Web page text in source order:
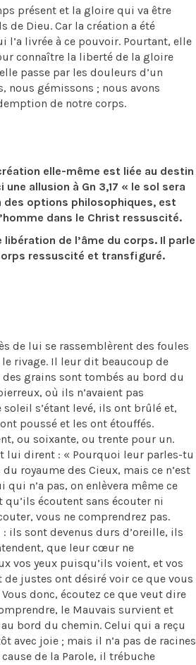
présent et la gloire qui va être
de Dieu. Car la création a été
livrée à ce pouvoir. Pourtant, elle
connaître la liberté de la gloire
passe par les douleurs d’un
nous gémissons ; nous avons
de notre corps.
elle-même est liée au destin
allusion à Gn 3,17 « le sol sera
des options philosophiques, est
dans le Christ ressuscité.
de l’âme du corps. Il parle
ressuscité et transfiguré.
de lui se rassemblèrent des foules
rivage. Il leur dit beaucoup de
grains sont tombés au bord du
où ils n’avaient pas
s’étant levé, ils ont brûlé et,
poussé et les ont étouffés.
ou soixante, ou trente pour un.
lui dirent : « Pourquoi leur parles-tu
royaume des Cieux, mais ce n’est
qui n’a pas, on enlèvera même ce
qu’ils écoutent sans écouter ni
vous ne comprendrez pas.
: ils sont devenus durs d’oreille, ils
que leur cœur ne
vos yeux puisqu’ils voient, et vos
justes ont désiré voir ce que vous
donc, écoutez ce que veut dire
le Mauvais survient et
bord du chemin. Celui qui a reçu
avec joie ; mais il n’a pas de racines
de la Parole, il trébuche